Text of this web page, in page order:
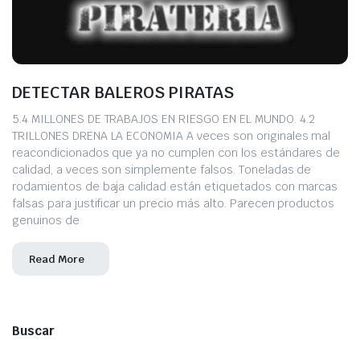
DETECTAR BALEROS PIRATAS
5.4 MILLONES DE TRABAJOS EN RIESGO EN EL MUNDO. 4.2
TRILLONES DRENA LA ECONOMIA A veces son originales mal
reacondicionados que ya no cumplen con los estándares de
calidad, a veces son simplemente falsos. Toneladas de
rodamientos de baja calidad están etiquetados con marcas
falsas para justificar un precio más alto. Parecen productos
genuinos de
Read More
Buscar